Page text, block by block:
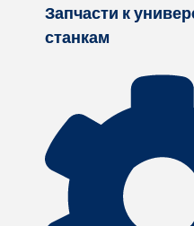
Запчасти к
станкам